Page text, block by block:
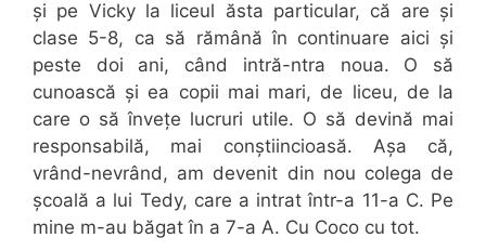
și pe Vicky la liceul ăsta particular, că are și
clase 5-8, ca să rămână în continuare aici și
peste doi ani, când intră-ntra noua. O să
cunoască și ea copii mai mari, de liceu, de la
care o să învețe lucruri utile. O să devină mai
responsabilă, mai conștiincioasă. Așa că,
vrând-nevrând, am devenit din nou colega de
școală a lui Tedy, care a intrat într-a 11-a C. Pe
mine m-au băgat în a 7-a A. Cu Coco cu tot.